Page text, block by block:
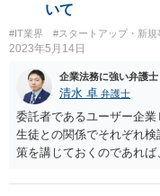
いて
#IT業界 #スタートアップ・新規
2023年5月14日
企業法務に強い弁護士
清水 卓 弁護士
委託者であるユーザー企
生徒との関係でそれぞれ
策を講じておくのであれ
下さい。 (委託であるユー